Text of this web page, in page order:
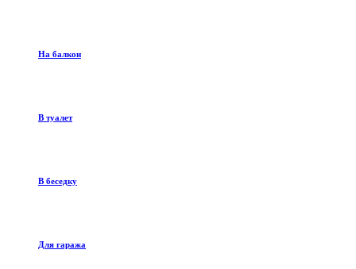
На балкон
В туалет
В беседку
Для гаража